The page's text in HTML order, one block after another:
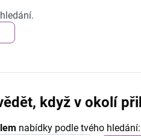
když v okolí
nabídky podle tvého hledání: